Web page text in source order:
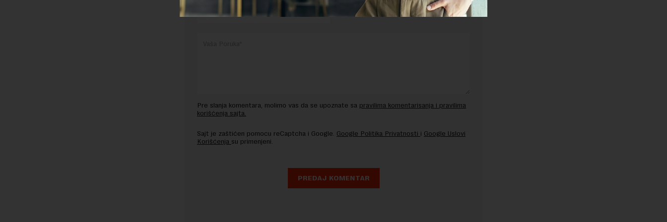
Pre slanja komentara, molimo vas da se upoznate sa pravilima komentarisanja i pravilima
korišćenja sajta.
Sajt je zaštićen pomocu reCaptcha i Google. Google Politika Privatnosti i Google Uslovi
Korišćenja su primenjeni.